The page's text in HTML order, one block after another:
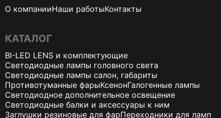
О компанииНаши работыКонтакты
КАТАЛОГ
BI-LED LENS и комплектующие
Светодиодные лампы головного света
Светодиодные лампы салон, габариты
Противотуманные фарыКсенонГалогенные лампы
Светодиодное дополнительное освещение
Светодиодные балки и аксессуары к ним
Заглушки резиновые для фарПереходники для ламп